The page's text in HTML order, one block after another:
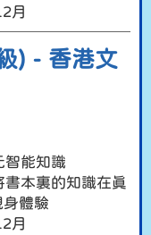
月
) - 香港文
智能知識
書本裏的知識在真
體驗
月